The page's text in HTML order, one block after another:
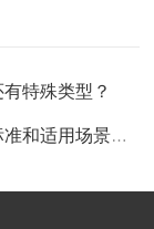
特殊类型？
景分别是什么？